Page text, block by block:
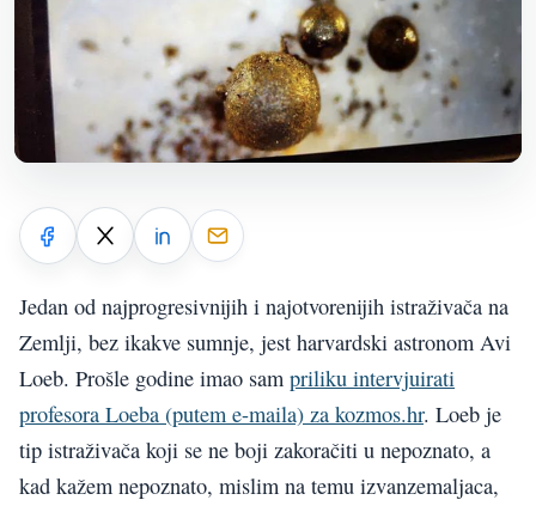
Jedan od najprogresivnijih i najotvorenijih istraživača na
Zemlji, bez ikakve sumnje, jest harvardski astronom Avi
Loeb. Prošle godine imao sam priliku intervjuirati
profesora Loeba (putem e-maila) za kozmos.hr. Loeb je
tip istraživača koji se ne boji zakoračiti u nepoznato, a
kad kažem nepoznato, mislim na temu izvanzemaljaca,